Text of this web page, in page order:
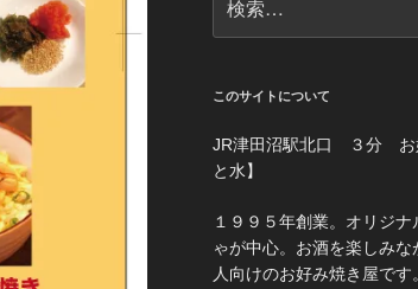
索:
このサイトについて
JR津田沼駅北口 ３分 お
と水】
１９９５年創業。オリジ
ゃが中心。お酒を楽しみ
人向けのお好み焼き屋です。